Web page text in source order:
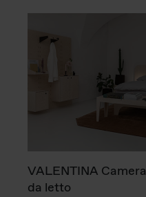
VALENTINA Camera
da letto